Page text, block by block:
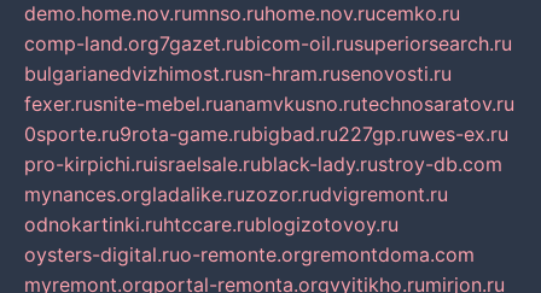
demo.home.nov.rumnso.ruhome.nov.rucemko.ru
comp-land.org7gazet.rubicom-oil.rusuperiorsearch.ru
bulgarianedvizhimost.rusn-hram.rusenovosti.ru
fexer.rusnite-mebel.ruanamvkusno.rutechnosaratov.ru
0sporte.ru9rota-game.rubigbad.ru227gp.ruwes-ex.ru
pro-kirpichi.ruisraelsale.rublack-lady.rustroy-db.com
mynances.orgladalike.ruzozor.rudvigremont.ru
odnokartinki.ruhtccare.rublogizotovoy.ru
oysters-digital.ruo-remonte.orgremontdoma.com
myremont.orgportal-remonta.orgvyitikho.rumirjon.ru